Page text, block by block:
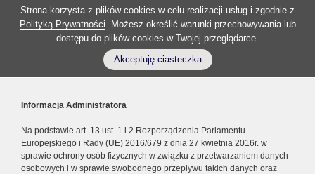
Strona korzysta z plików cookies w celu realizacji usług i zgodnie z
Polityką Prywatności. Możesz określić warunki przechowywania lub
dostępu do plików cookies w Twojej przeglądarce.
Akceptuję ciasteczka
Informacja Administratora
Na podstawie art. 13 ust. 1 i 2 Rozporządzenia Parlamentu
Europejskiego i Rady (UE) 2016/679 z dnia 27 kwietnia 2016r. w
sprawie ochrony osób fizycznych w związku z przetwarzaniem danych
osobowych i w sprawie swobodnego przepływu takich danych oraz